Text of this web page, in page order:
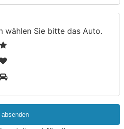
wählen Sie bitte das Auto.